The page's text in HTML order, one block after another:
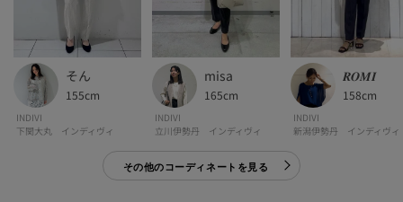
洗濯方法：洗濯機洗い可
モデル情報：身長167cm B79 W59 H87 着用サイズ：38（M）
そん
155cm
INDIVI
下関大丸 インディヴィ
misa
165cm
INDIVI
立川伊勢丹 インディヴィ
𝑹𝑶𝑴𝑰
158cm
INDIVI
新潟伊勢丹 インディヴィ
その他のコーディネートを見る